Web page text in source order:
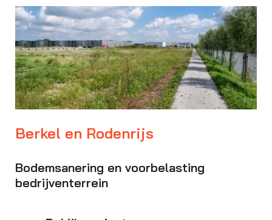
Berkel en Rodenrijs
Bodemsanering en voorbelasting
bedrijventerrein